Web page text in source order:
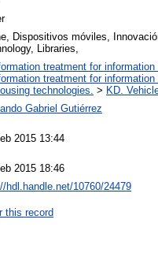
Dispositivos móviles,
Libraries,
treatment for
treatment for
technologies.
> KD.
Gabriel Gutiérrez
2015 13:44
2015 18:46
hdl.handle.net/10760/24479
this record